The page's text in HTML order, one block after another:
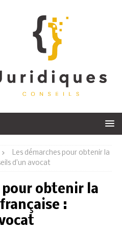
Les démarches pour obtenir la
d’un avocat
pour obtenir la
: